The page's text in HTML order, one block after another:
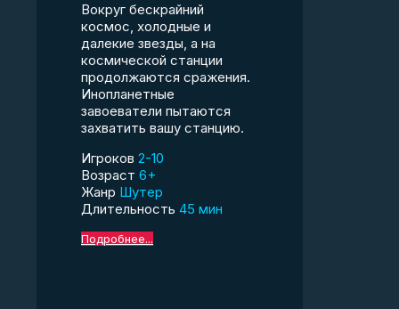
Вокруг бескрайний
космос, холодные и
далекие звезды, а на
космической станции
продолжаются сражения.
Инопланетные
завоеватели пытаются
захватить вашу станцию.
Игроков 2-10
Возраст 6+
Жанр Шутер
Длительность 45 мин
Подробнее...